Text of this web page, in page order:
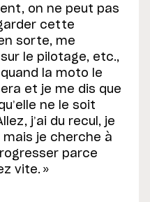
on ne peut pas
cette
sorte, me
le pilotage, etc.,
la moto le
et je me dis que
ne le soit
j’ai du recul, je
je cherche à
parce
vite. »